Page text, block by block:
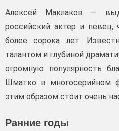
Алексей Маклаков —
российский актер и певец,
более сорока лет.
талантом и глубиной
огромную популярность
Шматко в многосерийном
этим образом стоит очень
Ранние годы